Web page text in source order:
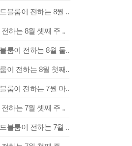
블룸이 전하는 8월 ..
하는 8월 셋째 주 ..
룸이 전하는 8월 둘..
이 전하는 8월 첫째..
룸이 전하는 7월 마..
하는 7월 셋째 주 ..
블룸이 전하는 7월 ..